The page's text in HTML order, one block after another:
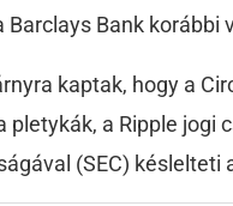
Bank korábbi
kaptak, hogy a
pletykák, a Ripple jogi
(SEC) késlelteti